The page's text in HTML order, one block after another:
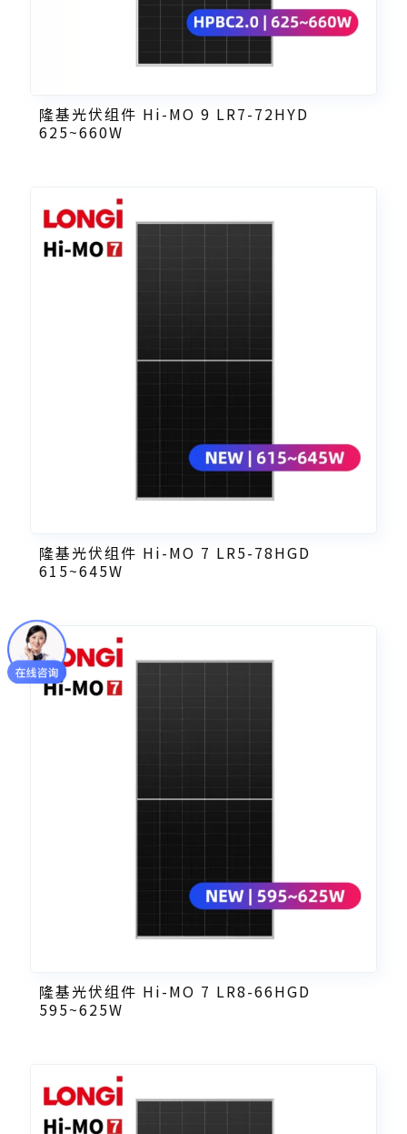
隆基光伏组件 Hi-MO 9 LR7-72HYD
625~660W
隆基光伏组件 Hi-MO 7 LR5-78HGD
615~645W
隆基光伏组件 Hi-MO 7 LR8-66HGD
595~625W